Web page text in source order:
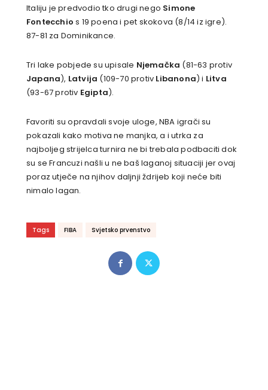
Italiju je predvodio tko drugi nego Simone
Fontecchio s 19 poena i pet skokova (8/14 iz igre).
87-81 za Dominikance.
Tri lake pobjede su upisale Njemačka (81-63 protiv
Japana), Latvija (109-70 protiv Libanona) i Litva
(93-67 protiv Egipta).
Favoriti su opravdali svoje uloge, NBA igrači su
pokazali kako motiva ne manjka, a i utrka za
najboljeg strijelca turnira ne bi trebala podbaciti dok
su se Francuzi našli u ne baš laganoj situaciji jer ovaj
poraz utječe na njihov daljnji ždrijeb koji neće biti
nimalo lagan.
Tags FIBA Svjetsko prvenstvo